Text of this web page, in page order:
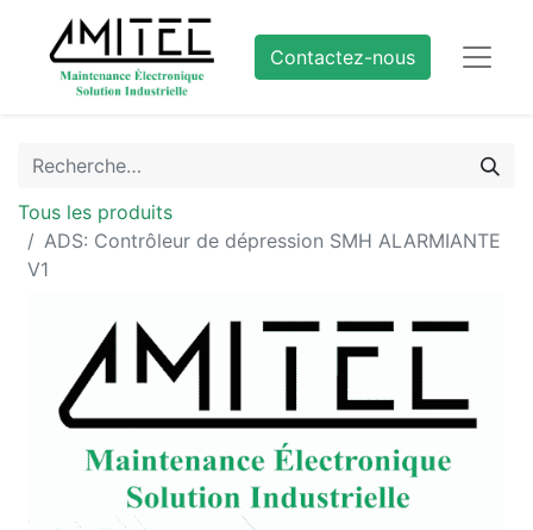
Contactez-nous
Tous les produits
ADS: Contrôleur de dépression SMH ALARMIANTE
V1